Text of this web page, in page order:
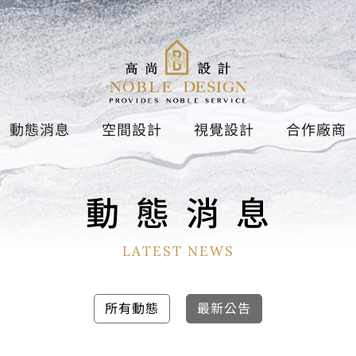
動態消息 空間設計 視覺設計 合作廠商
動 態 消 息
LATEST NEWS
所有動態 最新公告